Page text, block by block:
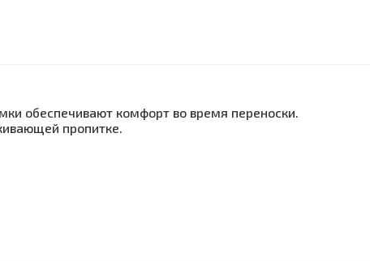
обеспечивают комфорт во время переноски.
пропитке.